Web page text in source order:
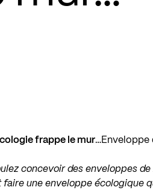
frappe le mur
concevoir des enveloppes
une enveloppe écologique